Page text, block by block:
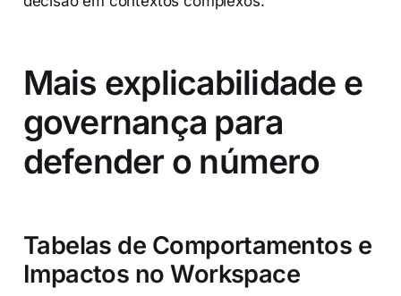
Mais explicabilidade e
governança para
defender o número
Tabelas de Comportamentos e
Impactos no Workspace